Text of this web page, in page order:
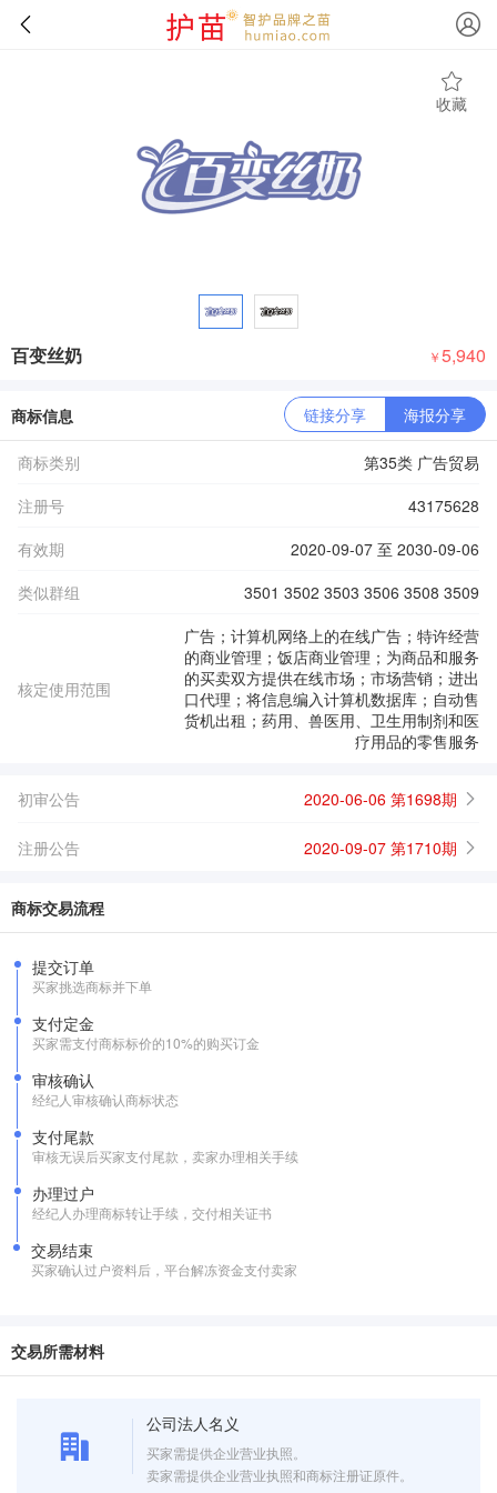
收藏
百变丝奶 ￥5,940
商标信息 链接分享 海报分享
商标类别
第35类 广告贸易
注册号
43175628
有效期
2020-09-07 至 2030-09-06
类似群组
3501 3502 3503 3506 3508 3509
核定使用范围
广告；计算机网络上的在线广告；特许经营
的商业管理；饭店商业管理；为商品和服务
的买卖双方提供在线市场；市场营销；进出
口代理；将信息编入计算机数据库；自动售
货机出租；药用、兽医用、卫生用制剂和医
疗用品的零售服务
初审公告 2020-06-06 第1698期
注册公告 2020-09-07 第1710期
商标交易流程
提交订单
买家挑选商标并下单
支付定金
买家需支付商标标价的10%的购买订金
审核确认
经纪人审核确认商标状态
支付尾款
审核无误后买家支付尾款，卖家办理相关手续
办理过户
经纪人办理商标转让手续，交付相关证书
交易结束
买家确认过户资料后，平台解冻资金支付卖家
交易所需材料
公司法人名义
买家需提供企业营业执照。
卖家需提供企业营业执照和商标注册证原件。